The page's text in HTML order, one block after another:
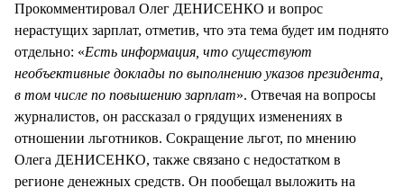
Прокомментировал Олег ДЕНИСЕНКО и вопрос
нерастущих зарплат, отметив, что эта тема будет им поднято
отдельно: «Есть информация, что существуют
необъективные доклады по выполнению указов президента,
в том числе по повышению зарплат». Отвечая на вопросы
журналистов, он рассказал о грядущих изменениях в
отношении льготников. Сокращение льгот, по мнению
Олега ДЕНИСЕНКО, также связано с недостатком в
регионе денежных средств. Он пообещал выложить на